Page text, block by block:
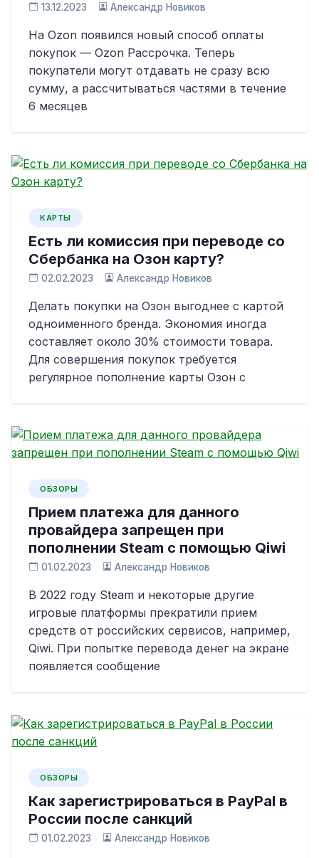
13.12.2023 Александр Новиков
На Ozon появился новый способ оплаты
покупок — Ozon Рассрочка. Теперь
покупатели могут отдавать не сразу всю
сумму, а рассчитываться частями в течение
6 месяцев
КАРТЫ
Есть ли комиссия при переводе со
Сбербанка на Озон карту?
02.02.2023 Александр Новиков
Делать покупки на Озон выгоднее с картой
одноименного бренда. Экономия иногда
составляет около 30% стоимости товара.
Для совершения покупок требуется
регулярное пополнение карты Озон с
ОБЗОРЫ
Прием платежа для данного
провайдера запрещен при
пополнении Steam с помощью Qiwi
01.02.2023 Александр Новиков
В 2022 году Steam и некоторые другие
игровые платформы прекратили прием
средств от российских сервисов, например,
Qiwi. При попытке перевода денег на экране
появляется сообщение
ОБЗОРЫ
Как зарегистрироваться в PayPal в
России после санкций
01.02.2023 Александр Новиков